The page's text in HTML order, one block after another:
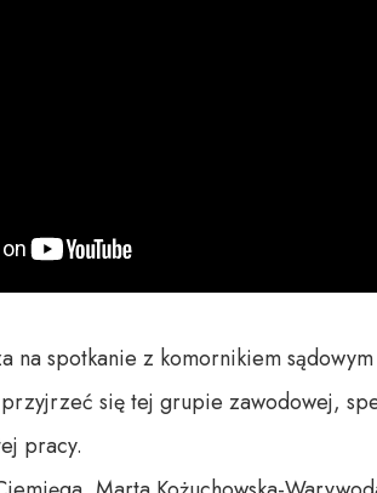
na spotkanie z komornikiem
się tej grupie zawodowej,
pracy.